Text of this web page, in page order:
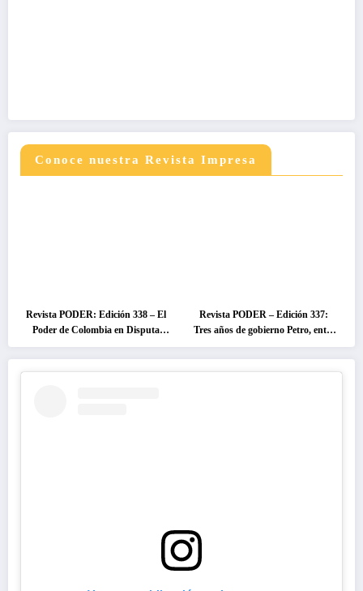
Conoce nuestra Revista Impresa
Revista PODER: Edición 338 – El
Poder de Colombia en Disputa
2026
Revista PODER – Edición 337:
Tres años de gobierno Petro, entre
el cambio prometido y el
desencanto ciudadano